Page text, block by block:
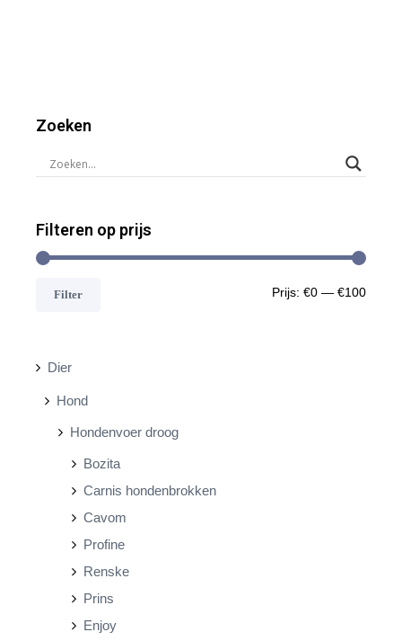
Zoeken
Filteren op prijs
MM
Filter Prijs: €0 — €100
Dier
Hond
Hondenvoer droog
Bozita
Carnis hondenbrokken
Cavom
Profine
Renske
Prins
Enjoy